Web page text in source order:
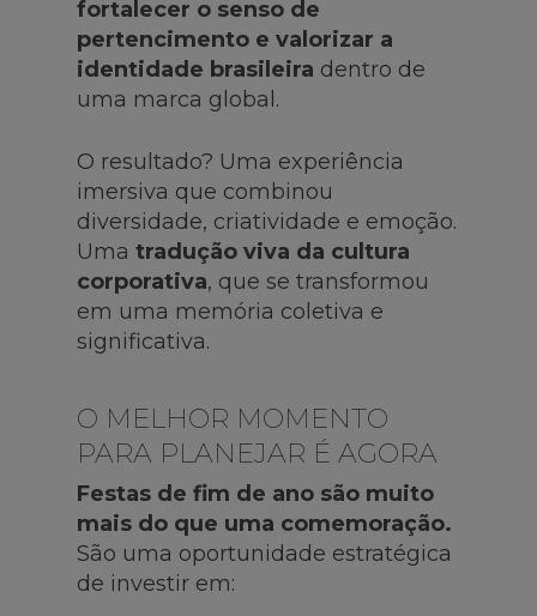
fortalecer o senso de
pertencimento e valorizar a
identidade brasileira dentro de
uma marca global.
O resultado? Uma experiência
imersiva que combinou
diversidade, criatividade e emoção.
Uma tradução viva da cultura
corporativa, que se transformou
em uma memória coletiva e
significativa.
O MELHOR MOMENTO
PARA PLANEJAR É AGORA
Festas de fim de ano são muito
mais do que uma comemoração.
São uma oportunidade estratégica
de investir em: